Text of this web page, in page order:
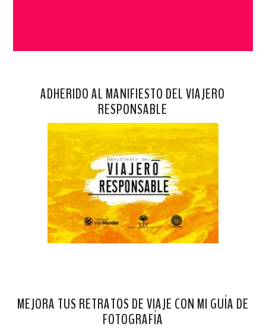
ADHERIDO AL MANIFIESTO DEL VIAJERO
RESPONSABLE
MEJORA TUS RETRATOS DE VIAJE CON MI GUÍA DE
FOTOGRAFÍA